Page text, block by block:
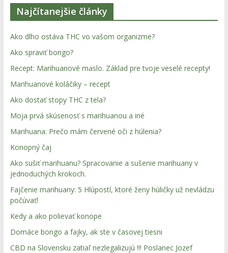
chill-
out,
stoner
tipy
a
lifestyle.
Klikni
nalaď
sa
na
Najčítanejšie články
Ako dlho ostáva THC vo vašom organizme?
Ako spraviť bongo?
Recept: Marihuanové maslo. Základ pre tvoje veselé recepty!
Marihuanové koláčiky – recept
Ako dostať stopy THC z tela?
Moja prvá skúsenosť s marihuanou a iné
Marihuana: Prečo mám červené oči z húlenia?
Konopný čaj
Ako sušiť marihuanu? Spracovanie a sušenie marihuany v
jednoduchých krokoch.
Fajčenie marihuany: 5 Hlúpostí, ktoré ženy húličky už nevládzu
počúvať!
Kedy a ako polievať konope
Domáce bongo a fajky, ak ste v časovej tiesni
CBD na Slovensku zatiaľ nezlegalizujú !!! Poslanec Jozef